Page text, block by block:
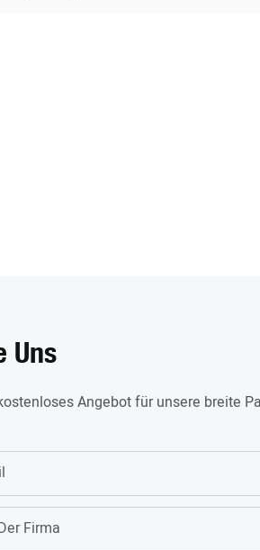
Uns
Angebot für unsere breite
Firma